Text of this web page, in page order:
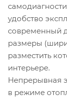
удобство
современный
размеры
разместить
Непрерывная
в режиме